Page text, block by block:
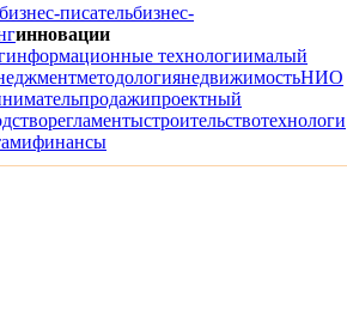
бизнес-писательбизнес-
инновации
информационные технологиималый
методологиянедвижимостьНИО
продажипроектный
регламентыстроительствотехнологи
финансы